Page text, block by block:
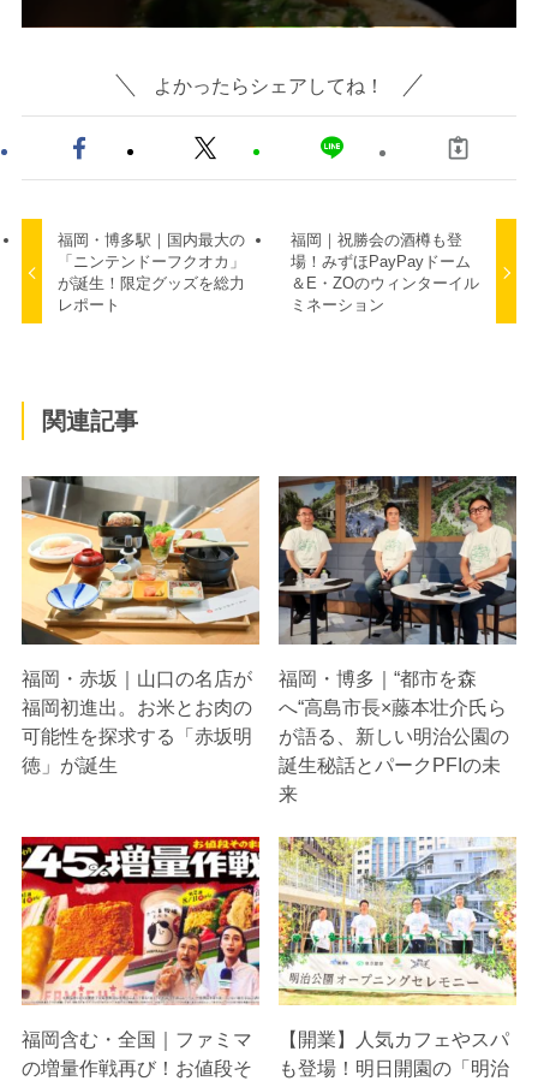
よかったらシェアしてね！
福岡・博多駅｜国内最大の
「ニンテンドーフクオカ」
が誕生！限定グッズを総力
レポート
福岡｜祝勝会の酒樽も登
場！みずほPayPayドーム
＆E・ZOのウィンターイル
ミネーション
関連記事
福岡・赤坂｜山口の名店が
福岡初進出。お米とお肉の
可能性を探求する「赤坂明
徳」が誕生
福岡・博多｜“都市を森
へ“高島市長×藤本壮介氏ら
が語る、新しい明治公園の
誕生秘話とパークPFIの未
来
福岡含む・全国｜ファミマ
の増量作戦再び！お値段そ
【開業】人気カフェやスパ
も登場！明日開園の「明治